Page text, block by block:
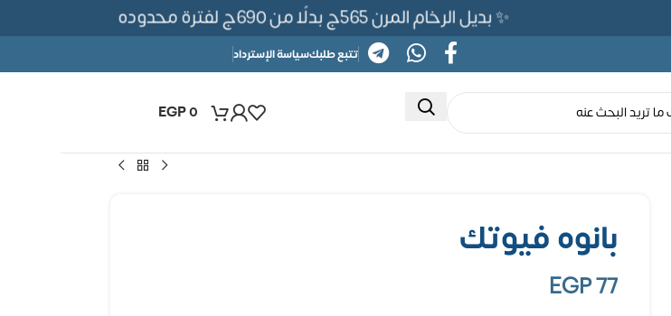
✨ بديل الرخام المرن 565ج بدلًا من 690ج لفترة محدوده
تتبع طلبكسياسة الإسترداد
EGP0
بانوه فيوتك
EGP77